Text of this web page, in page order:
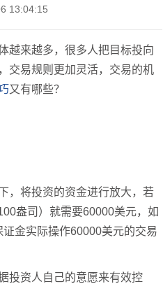
13:04:15
越来越多，很多人把目标投向
交易规则更加灵活，交易的机
又有哪些？
，将投资的资金进行放大，若
盎司）就需要60000美元，如
金实际操作60000美元的交易
投资人自己的意愿来有效控